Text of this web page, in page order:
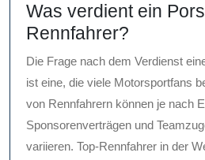
Was verdient ein
Rennfahrer?
Die Frage nach dem Verdienst
ist eine, die viele Motorsportfans
von Rennfahrern können je nach
Sponsorenverträgen und
variieren. Top-Rennfahrer in der